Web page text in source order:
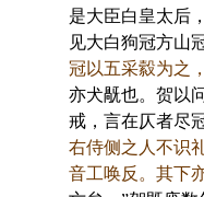
是大臣白皇太后
见大白狗冠方山
冠以五采縠为之
亦犬旤也。贺以
戒，言在仄者尽
右侍侧之人不识
音工唤反。其下